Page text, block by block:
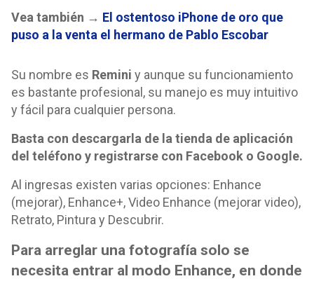
Vea también → El ostentoso iPhone de oro que
puso a la venta el hermano de Pablo Escobar
Su nombre es Remini y aunque su funcionamiento
es bastante profesional, su manejo es muy intuitivo
y fácil para cualquier persona.
Basta con descargarla de la tienda de aplicación
del teléfono y registrarse con Facebook o Google.
Al ingresas existen varias opciones: Enhance
(mejorar), Enhance+, Video Enhance (mejorar video),
Retrato, Pintura y Descubrir.
Para arreglar una fotografía solo se
necesita entrar al modo Enhance, en donde